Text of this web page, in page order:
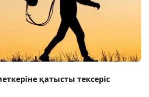
қатысты тексеріс